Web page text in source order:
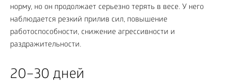
норму, но он продолжает серьезно терять в весе. У него
наблюдается резкий прилив сил, повышение
работоспособности, снижение агрессивности и
раздражительности.
20–30 дней